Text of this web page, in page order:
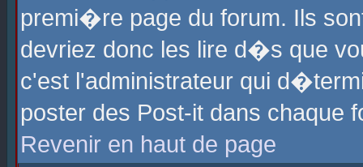
premi�re page du forum. Ils
devriez donc les lire d�s que
c'est l'administrateur qui
poster des Post-it dans chaque
Revenir en haut de page